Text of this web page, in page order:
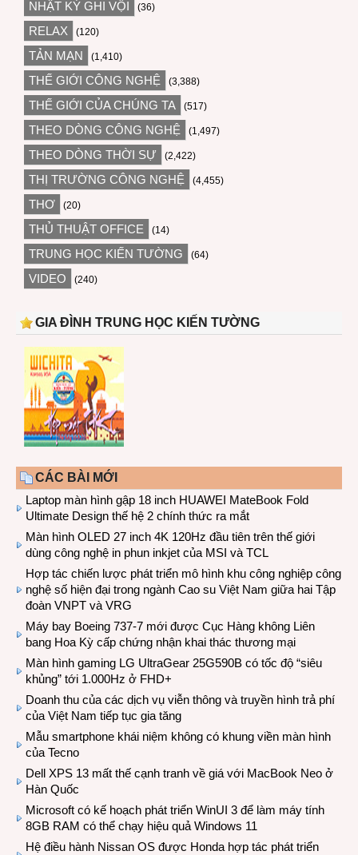
NHẬT KÝ GHI VỘI (36)
RELAX (120)
TẢN MẠN (1,410)
THẾ GIỚI CÔNG NGHỆ (3,388)
THẾ GIỚI CỦA CHÚNG TA (517)
THEO DÒNG CÔNG NGHỆ (1,497)
THEO DÒNG THỜI SỰ (2,422)
THỊ TRƯỜNG CÔNG NGHỆ (4,455)
THƠ (20)
THỦ THUẬT OFFICE (14)
TRUNG HỌC KIẾN TƯỜNG (64)
VIDEO (240)
GIA ĐÌNH TRUNG HỌC KIẾN TƯỜNG
CÁC BÀI MỚI
Laptop màn hình gập 18 inch HUAWEI MateBook Fold
Ultimate Design thế hệ 2 chính thức ra mắt
Màn hình OLED 27 inch 4K 120Hz đầu tiên trên thế giới
dùng công nghệ in phun inkjet của MSI và TCL
Hợp tác chiến lược phát triển mô hình khu công nghiệp công
nghệ số hiện đại trong ngành Cao su Việt Nam giữa hai Tập
đoàn VNPT và VRG
Máy bay Boeing 737-7 mới được Cục Hàng không Liên
bang Hoa Kỳ cấp chứng nhận khai thác thương mại
Màn hình gaming LG UltraGear 25G590B có tốc độ “siêu
khủng” tới 1.000Hz ở FHD+
Doanh thu của các dịch vụ viễn thông và truyền hình trả phí
của Việt Nam tiếp tục gia tăng
Mẫu smartphone khái niệm không có khung viền màn hình
của Tecno
Dell XPS 13 mất thế cạnh tranh về giá với MacBook Neo ở
Hàn Quốc
Microsoft có kế hoạch phát triển WinUI 3 để làm máy tính
8GB RAM có thể chạy hiệu quả Windows 11
Hệ điều hành Nissan OS được Honda hợp tác phát triển